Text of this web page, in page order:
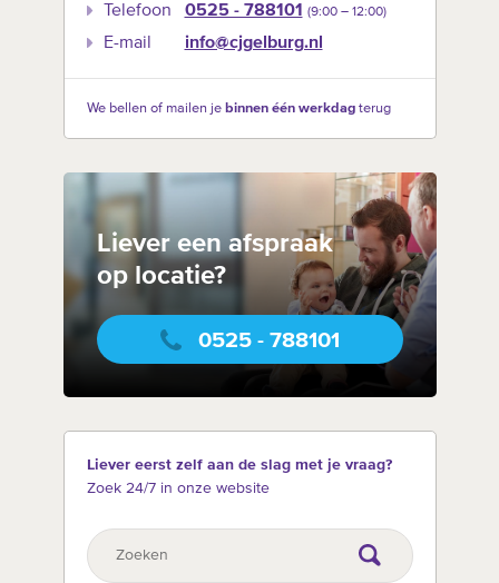
Telefoon
0525 - 788101 (9:00 –‍ 12:00)
E-mail info@cjgelburg.nl
We bellen of mailen je binnen één werkdagterug
Liever een afspraak
op locatie?
0525 - 788101
Liever eerst zelf aan de slag met je vraag?
Zoek 24/7 in onze website